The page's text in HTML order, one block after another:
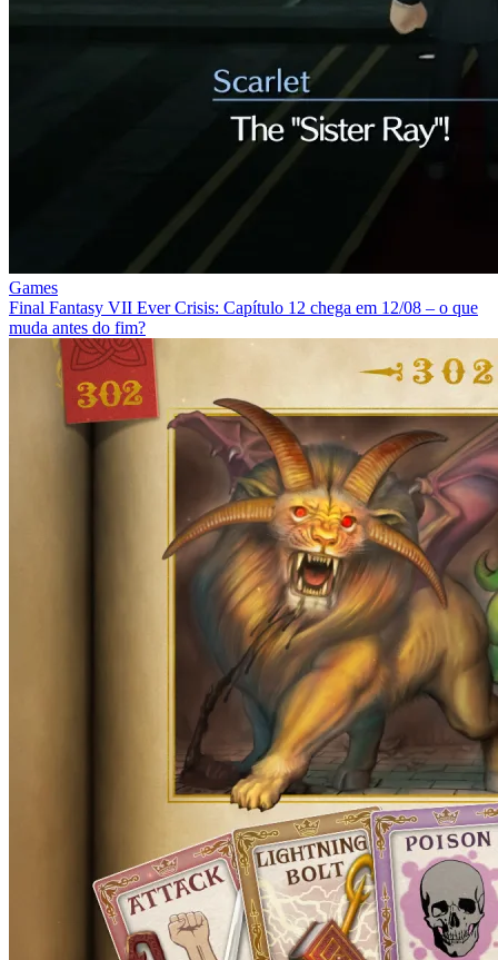
Games
Final Fantasy VII Ever Crisis: Capítulo 12 chega em 12/08 – o que
muda antes do fim?